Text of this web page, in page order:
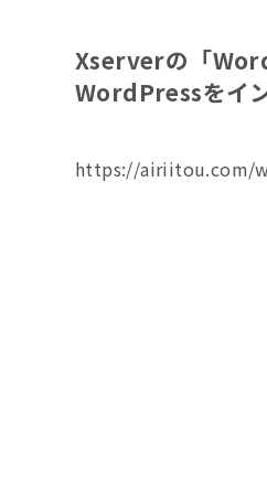
Xserverの「
WordPressをイ
https://airiitou.com/